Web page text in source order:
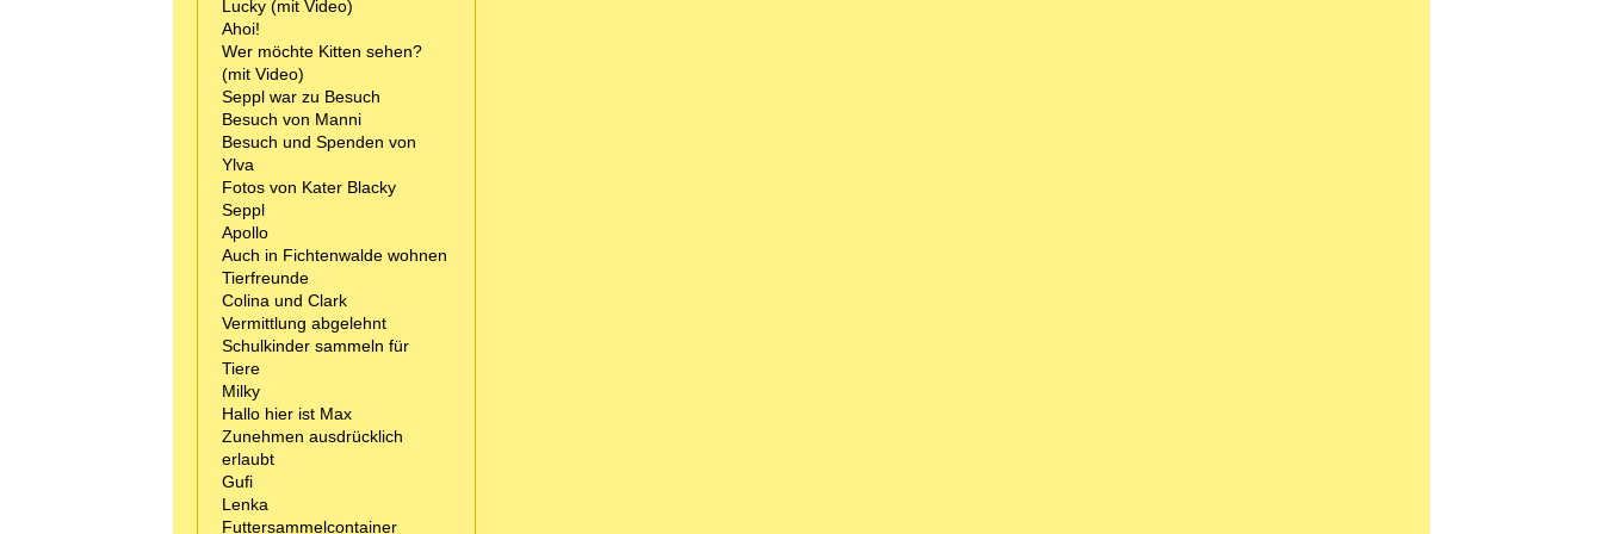
Lucky (mit Video)
Ahoi!
Wer möchte Kitten sehen?
(mit Video)
Seppl war zu Besuch
Besuch von Manni
Besuch und Spenden von
Ylva
Fotos von Kater Blacky
Seppl
Apollo
Auch in Fichtenwalde wohnen
Tierfreunde
Colina und Clark
Vermittlung abgelehnt
Schulkinder sammeln für
Tiere
Milky
Hallo hier ist Max
Zunehmen ausdrücklich
erlaubt
Gufi
Lenka
Futtersammelcontainer